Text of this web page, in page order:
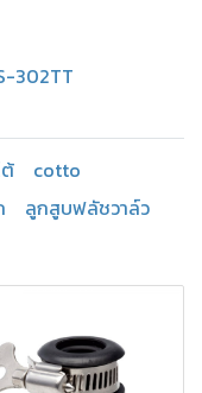
302TT
cotto
ลูกสูบฟลัชวาล์ว